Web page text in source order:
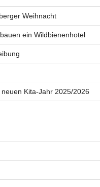
Weihnacht
ein Wildbienenhotel
Kita-Jahr 2025/2026